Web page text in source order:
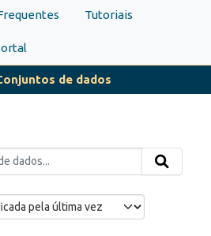
Tutoriais
de dados